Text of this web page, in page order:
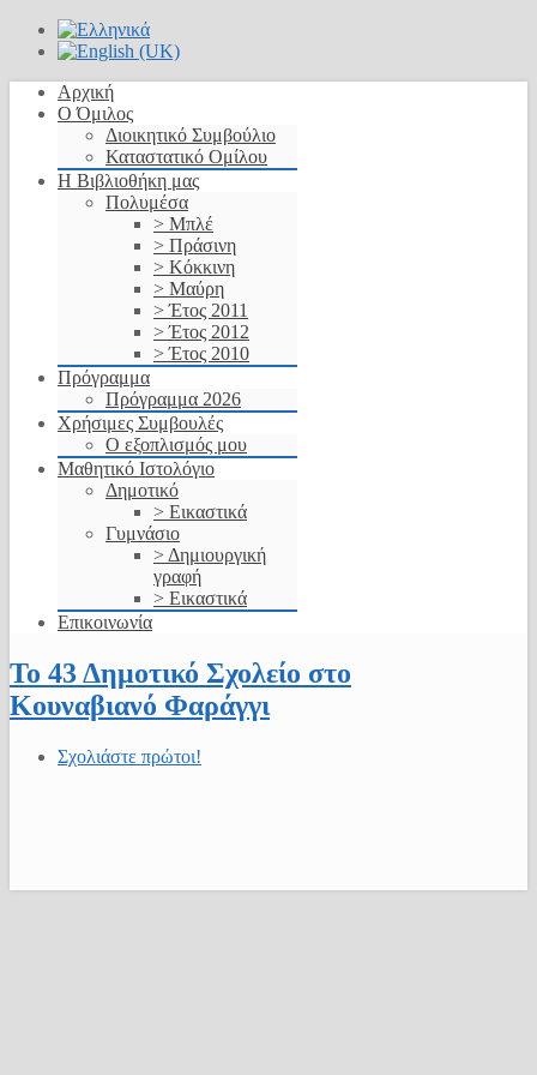
Αρχική
Ο Όμιλος
Διοικητικό Συμβούλιο
Καταστατικό Ομίλου
Η Βιβλιοθήκη μας
Πολυμέσα
> Μπλέ
> Πράσινη
> Κόκκινη
> Μαύρη
> Έτος 2011
> Έτος 2012
> Έτος 2010
Πρόγραμμα
Πρόγραμμα 2026
Χρήσιμες Συμβουλές
Ο εξοπλισμός μου
Μαθητικό Ιστολόγιο
Δημοτικό
> Εικαστικά
Γυμνάσιο
> Δημιουργική
γραφή
> Εικαστικά
Επικοινωνία
Το 43 Δημοτικό Σχολείο στο
Κουναβιανό Φαράγγι
Σχολιάστε πρώτοι!